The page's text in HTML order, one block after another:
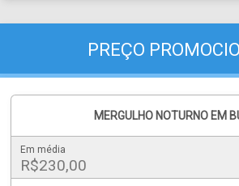
PREÇO
MERGULHO NOTURNO EM
Em média
R$230,00